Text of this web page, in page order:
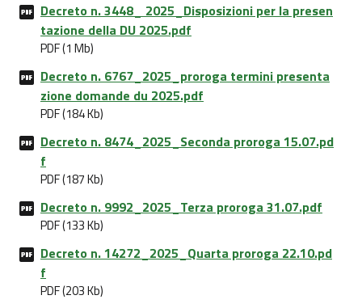
Decreto n. 3448_ 2025_Disposizioni per la presen
tazione della DU 2025.pdf
PDF (1 Mb)
Decreto n. 6767_2025_proroga termini presenta
zione domande du 2025.pdf
PDF (184 Kb)
Decreto n. 8474_2025_Seconda proroga 15.07.pd
f
PDF (187 Kb)
Decreto n. 9992_2025_Terza proroga 31.07.pdf
PDF (133 Kb)
Decreto n. 14272_2025_Quarta proroga 22.10.pd
f
PDF (203 Kb)